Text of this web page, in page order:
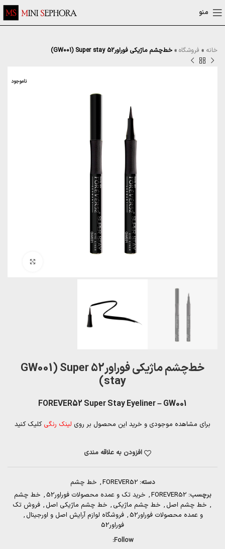
منو
خانه » فروشگاه » خط‌چشم ماژیکی فوراور52 GW001) Super stay)
ناموجود
خط‌چشم ماژیکی فوراور52 GW001) Super
stay)
FOREVER52 Super Stay Eyeliner – GW001
برای مشاهده موجودی و خرید این محصول بر روی لینک رنگی کلیک کنید
افزودن به علاقه مندی
دسته: FOREVER52
, خط چشم
برچسب: FOREVER52
, خرید تک و عمده محصولات فوراور52 , خط چشم
, خط چشم اصل , خط چشم ماژیکی , خط چشم ماژیکی اصل , فروش تک
و عمده محصولات فوراور52
, فروشگاه لوازم آرایش اصل و اورجینال ,
فوراور52
Follow: